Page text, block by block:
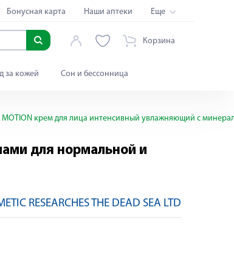
Бонусная карта Наши аптеки Еще
Корзина
за кожей Сон и бессонница
MOTION крем для лица интенсивный увлажняющий с
для нормальной и
RESEARCHES THE DEAD SEA LTD